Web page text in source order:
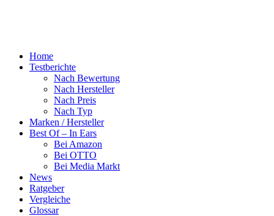
Home
Testberichte
Nach Bewertung
Nach Hersteller
Nach Preis
Nach Typ
Marken / Hersteller
Best Of – In Ears
Bei Amazon
Bei OTTO
Bei Media Markt
News
Ratgeber
Vergleiche
Glossar